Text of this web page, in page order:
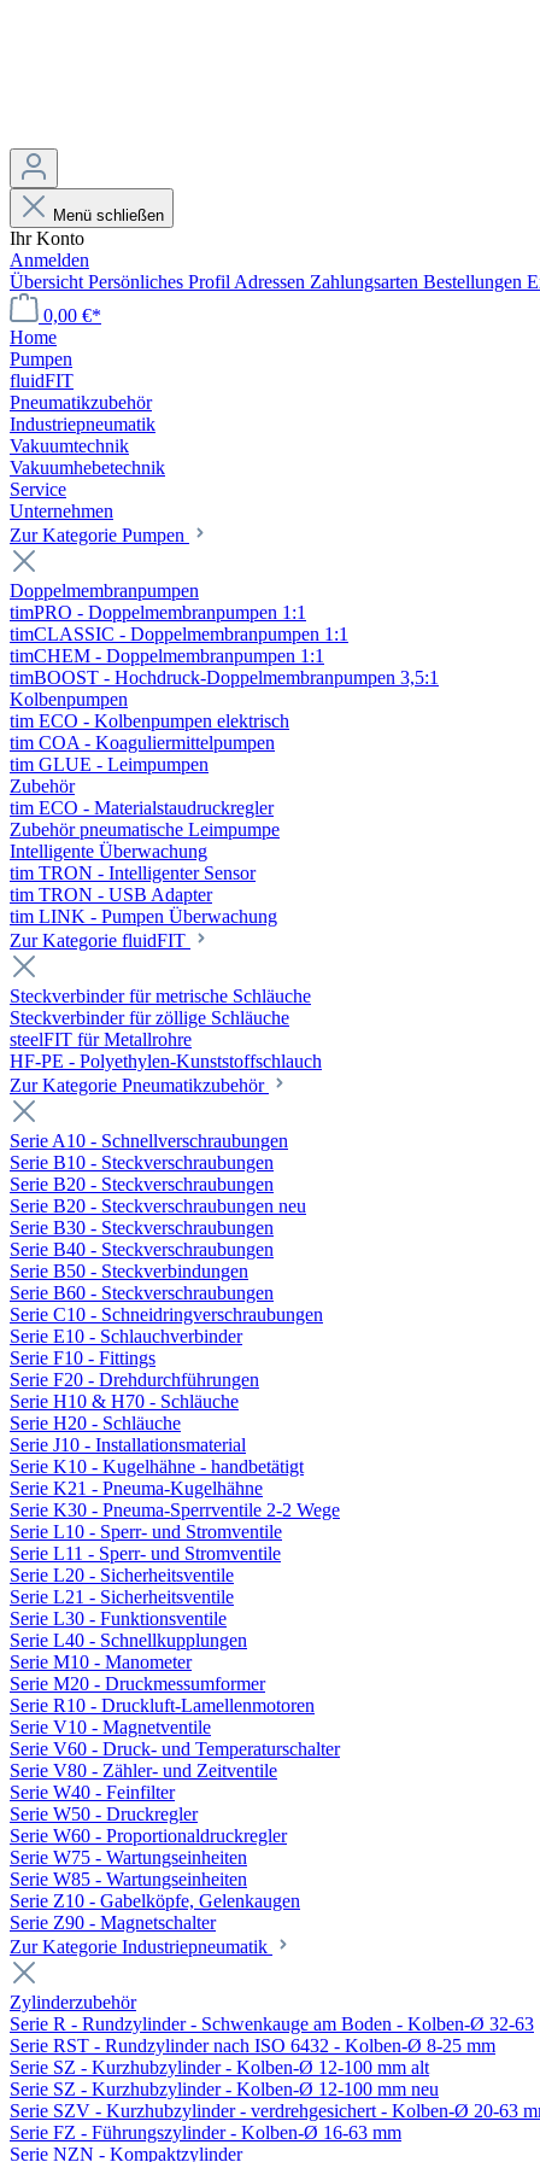
Menü schließen
Ihr Konto
Anmelden
Übersicht Persönliches Profil Adressen Zahlungsarten Bestellungen
0,00 €*
Home
Pumpen
fluidFIT
Pneumatikzubehör
Industriepneumatik
Vakuumtechnik
Vakuumhebetechnik
Service
Unternehmen
Zur Kategorie Pumpen
Doppelmembranpumpen
timPRO - Doppelmembranpumpen 1:1
timCLASSIC - Doppelmembranpumpen 1:1
timCHEM - Doppelmembranpumpen 1:1
timBOOST - Hochdruck-Doppelmembranpumpen 3,5:1
Kolbenpumpen
tim ECO - Kolbenpumpen elektrisch
tim COA - Koaguliermittelpumpen
tim GLUE - Leimpumpen
Zubehör
tim ECO - Materialstaudruckregler
Zubehör pneumatische Leimpumpe
Intelligente Überwachung
tim TRON - Intelligenter Sensor
tim TRON - USB Adapter
tim LINK - Pumpen Überwachung
Zur Kategorie fluidFIT
Steckverbinder für metrische Schläuche
Steckverbinder für zöllige Schläuche
steelFIT für Metallrohre
HF-PE - Polyethylen-Kunststoffschlauch
Zur Kategorie Pneumatikzubehör
Serie A10 - Schnellverschraubungen
Serie B10 - Steckverschraubungen
Serie B20 - Steckverschraubungen
Serie B20 - Steckverschraubungen neu
Serie B30 - Steckverschraubungen
Serie B40 - Steckverschraubungen
Serie B50 - Steckverbindungen
Serie B60 - Steckverschraubungen
Serie C10 - Schneidringverschraubungen
Serie E10 - Schlauchverbinder
Serie F10 - Fittings
Serie F20 - Drehdurchführungen
Serie H10 & H70 - Schläuche
Serie H20 - Schläuche
Serie J10 - Installationsmaterial
Serie K10 - Kugelhähne - handbetätigt
Serie K21 - Pneuma-Kugelhähne
Serie K30 - Pneuma-Sperrventile 2-2 Wege
Serie L10 - Sperr- und Stromventile
Serie L11 - Sperr- und Stromventile
Serie L20 - Sicherheitsventile
Serie L21 - Sicherheitsventile
Serie L30 - Funktionsventile
Serie L40 - Schnellkupplungen
Serie M10 - Manometer
Serie M20 - Druckmessumformer
Serie R10 - Druckluft-Lamellenmotoren
Serie V10 - Magnetventile
Serie V60 - Druck- und Temperaturschalter
Serie V80 - Zähler- und Zeitventile
Serie W40 - Feinfilter
Serie W50 - Druckregler
Serie W60 - Proportionaldruckregler
Serie W75 - Wartungseinheiten
Serie W85 - Wartungseinheiten
Serie Z10 - Gabelköpfe, Gelenkaugen
Serie Z90 - Magnetschalter
Zur Kategorie Industriepneumatik
Zylinderzubehör
Serie R - Rundzylinder - Schwenkauge am Boden - Kolben-Ø 32-63
Serie RST - Rundzylinder nach ISO 6432 - Kolben-Ø 8-25 mm
Serie SZ - Kurzhubzylinder - Kolben-Ø 12-100 mm alt
Serie SZ - Kurzhubzylinder - Kolben-Ø 12-100 mm neu
Serie SZV - Kurzhubzylinder - verdrehgesichert - Kolben-Ø 20-63
Serie FZ - Führungszylinder - Kolben-Ø 16-63 mm
Serie NZN - Kompaktzylinder